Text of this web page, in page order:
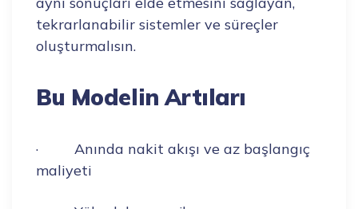
tekrarlanabilir sistemler ve süreçler
oluşturmalısın.
Bu Modelin Artıları
· Anında nakit akışı ve az başlangıç
maliyeti